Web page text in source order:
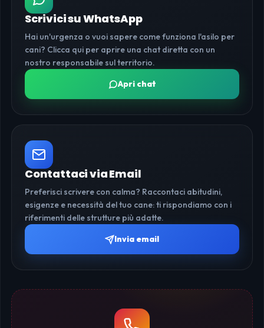
Scrivici su WhatsApp
Hai un'urgenza o vuoi sapere come funziona l'asilo per
cani? Clicca qui per aprire una chat diretta con un
nostro responsabile sul territorio.
Apri chat
Contattaci via Email
Preferisci scrivere con calma? Raccontaci abitudini,
esigenze e necessità del tuo cane: ti rispondiamo con i
riferimenti delle strutture più adatte.
Invia email